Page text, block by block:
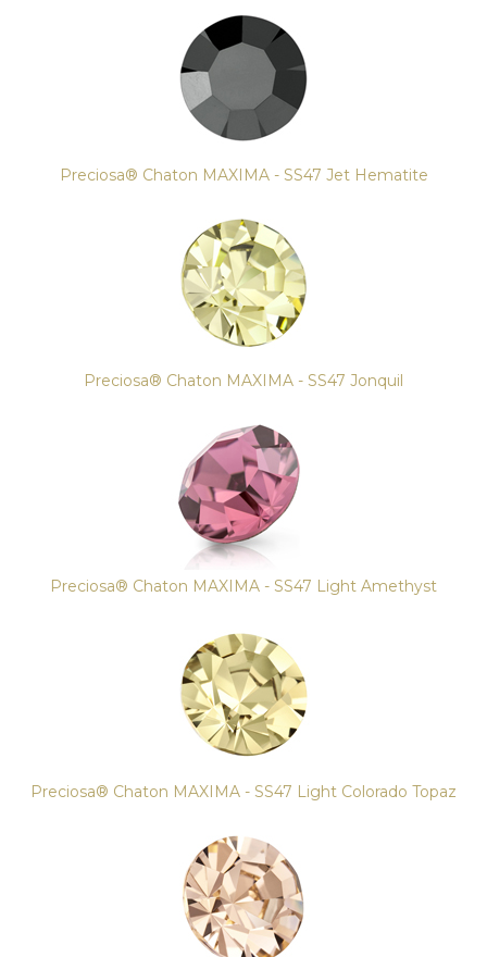
Preciosa® Chaton MAXIMA - SS47 Jet Hematite
Preciosa® Chaton MAXIMA - SS47 Jonquil
Preciosa® Chaton MAXIMA - SS47 Light Amethyst
Preciosa® Chaton MAXIMA - SS47 Light Colorado Topaz